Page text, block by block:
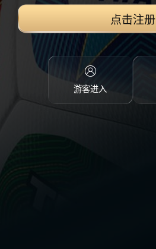
点击注册
游客进入